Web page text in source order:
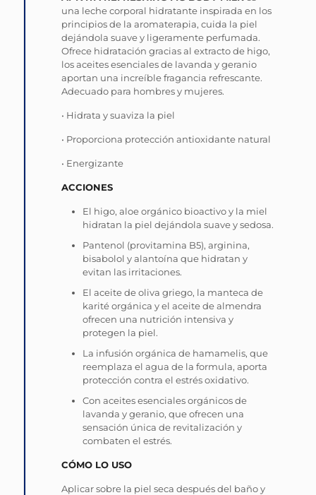
una leche corporal hidratante inspirada en los
principios de la aromaterapia, cuida la piel
dejándola suave y ligeramente perfumada.
Ofrece hidratación gracias al extracto de higo,
los aceites esenciales de lavanda y geranio
aportan una increíble fragancia refrescante.
Adecuado para hombres y mujeres.
• Hidrata y suaviza la piel
• Proporciona protección antioxidante natural
• Energizante
ACCIONES
El higo, aloe orgánico bioactivo y la miel
hidratan la piel dejándola suave y sedosa.
Pantenol (provitamina B5), arginina,
bisabolol y alantoína que hidratan y
evitan las irritaciones.
El aceite de oliva griego, la manteca de
karité orgánica y el aceite de almendra
ofrecen una nutrición intensiva y
protegen la piel.
La infusión orgánica de hamamelis, que
reemplaza el agua de la formula, aporta
protección contra el estrés oxidativo.
Con aceites esenciales orgánicos de
lavanda y geranio, que ofrecen una
sensación única de revitalización y
combaten el estrés.
CÓMO LO USO
Aplicar sobre la piel seca después del baño y